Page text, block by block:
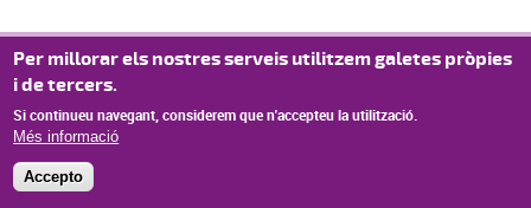
Per millorar els nostres serveis utilitzem galetes pròpies
i de tercers.
Si continueu navegant, considerem que n'accepteu la utilització.
Més informació
Accepto